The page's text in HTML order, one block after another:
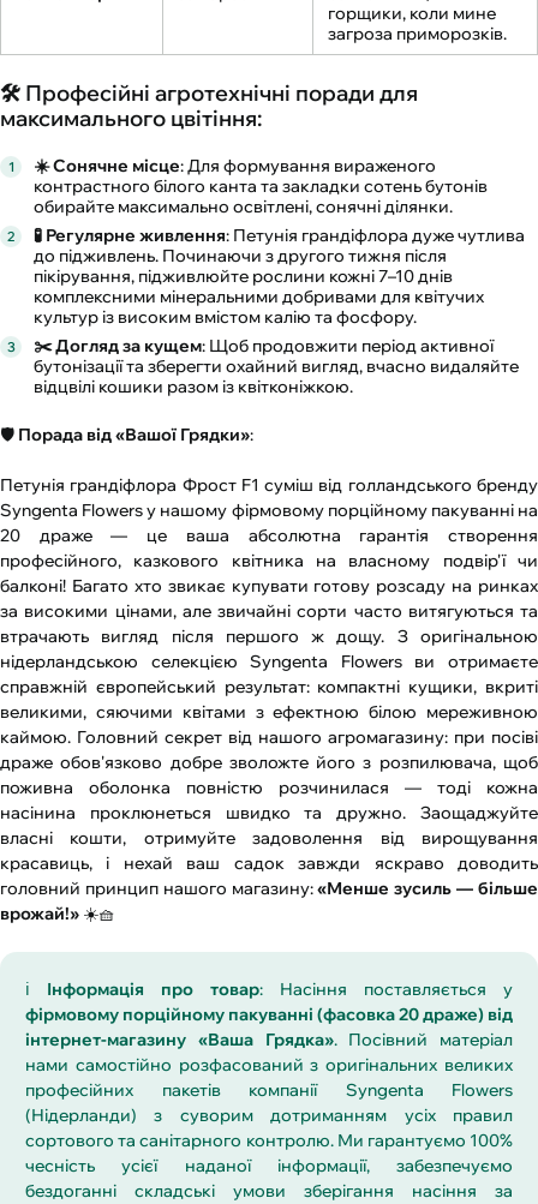
горщики, коли мине
загроза приморозків.
🛠️ Професійні агротехнічні поради для
максимального цвітіння:
☀️ Сонячне місце: Для формування вираженого
контрастного білого канта та закладки сотень бутонів
обирайте максимально освітлені, сонячні ділянки.
🧪 Регулярне живлення: Петунія грандіфлора дуже чутлива
до підживлень. Починаючи з другого тижня після
пікірування, підживлюйте рослини кожні 7–10 днів
комплексними мінеральними добривами для квітучих
культур із високим вмістом калію та фосфору.
✂️ Догляд за кущем: Щоб продовжити період активної
бутонізації та зберегти охайний вигляд, вчасно видаляйте
відцвілі кошики разом із квітконіжкою.
🛡️ Порада від «Вашої Грядки»:
Петунія грандіфлора Фрост F1 суміш від голландського бренду
Syngenta Flowers у нашому фірмовому порційному пакуванні на
20 драже — це ваша абсолютна гарантія створення
професійного, казкового квітника на власному подвір'ї чи
балконі! Багато хто звикає купувати готову розсаду на ринках
за високими цінами, але звичайні сорти часто витягуються та
втрачають вигляд після першого ж дощу. З оригінальною
нідерландською селекцією Syngenta Flowers ви отримаєте
справжній європейський результат: компактні кущики, вкриті
великими, сяючими квітами з ефектною білою мереживною
каймою. Головний секрет від нашого агромагазину: при посіві
драже обов'язково добре зволожте його з розпилювача, щоб
поживна оболонка повністю розчинилася — тоді кожна
насінина проклюнеться швидко та дружно. Заощаджуйте
власні кошти, отримуйте задоволення від вирощування
красавиць, і нехай ваш садок завжди яскраво доводить
головний принцип нашого магазину:«Менше зусиль — більше
врожай!» ☀️🧺
ℹ️ Інформація про товар: Насіння поставляється у
фірмовому порційному пакуванні (фасовка 20 драже) від
інтернет-магазину «Ваша Грядка». Посівний матеріал
нами самостійно розфасований з оригінальних великих
професійних пакетів компанії Syngenta Flowers
(Нідерланди) з суворим дотриманням усіх правил
сортового та санітарного контролю. Ми гарантуємо 100%
чесність усієї наданої інформації, забезпечуємо
бездоганні складські умови зберігання насіння за